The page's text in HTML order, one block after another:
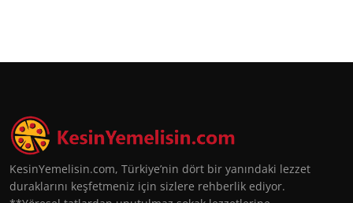
KesinYemelisin.com, Türkiye’nin dört bir yanındaki lezzet
duraklarını keşfetmeniz için sizlere rehberlik ediyor.